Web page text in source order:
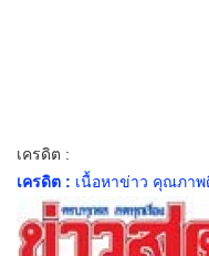
เครดิต :
เครดิต : เนื้อหาข่าว คุณภาพ